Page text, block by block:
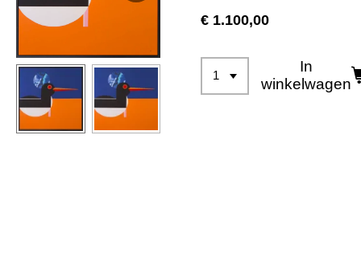
€ 1.100,00
In
winkelwagen